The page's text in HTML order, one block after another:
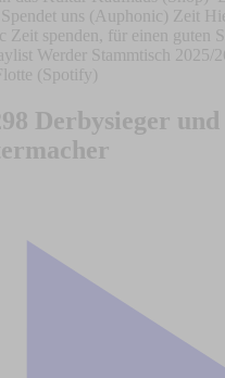
uns (Auphonic) Zeit
Zeit spenden, für einen guten
Werder Stammtisch 2025/
(Spotify)
Derbysieger und